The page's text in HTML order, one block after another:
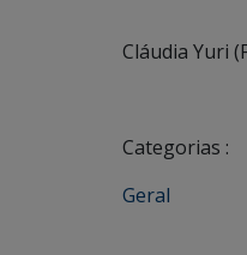
Cláudia Yuri
Categorias :
Geral